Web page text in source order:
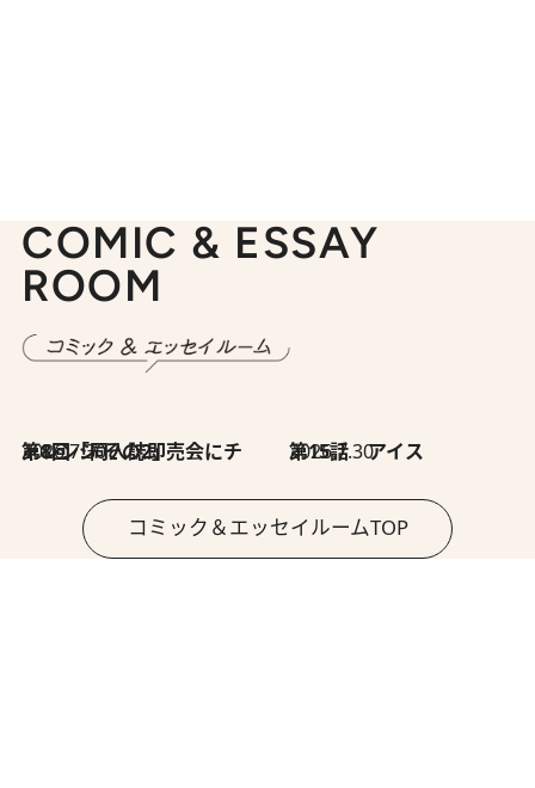
COMIC & ESSAY
ROOM
2026.7.30
第8回「同人誌即売会にチャレンジ その2」 2026.7.30
第15話 アイス
コミック＆エッセイルームTOP